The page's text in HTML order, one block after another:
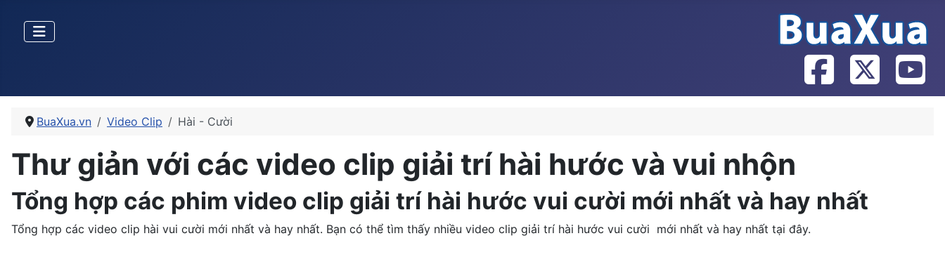
BuaXua.vn Video Clip Hài - Cười
Thư giản với các video clip giải trí hài hước và vui nhộn
Tổng hợp các phim video clip giải trí hài hước vui cười mới nhất và hay nhất
Tổng hợp các video clip hài vui cười mới nhất và hay nhất. Bạn có thể tìm thấy nhiều video clip giải trí hài hước vui cười mới nhất và hay nhất tại đây.